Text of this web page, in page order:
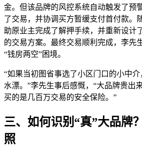
金。但该品牌的风控系统自动触发了预
了交易，并协调买方暂缓支付首付款。
助原业主完成了解押手续，并重新设计
的交易方案。最终交易顺利完成，李先
“钱房两空”困境。
“如果当初图省事选了小区门口的小中介
水漂。”李先生事后感慨，“大品牌贵出
买的是几百万交易的安全保险。”
三、如何识别“真”大品牌
照